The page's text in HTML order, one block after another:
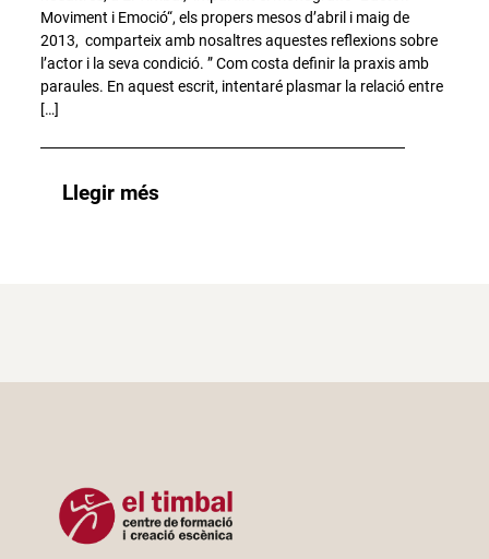
Moviment i Emoció“, els propers mesos d’abril i maig de
2013, comparteix amb nosaltres aquestes reflexions sobre
l’actor i la seva condició. ” Com costa definir la praxis amb
paraules. En aquest escrit, intentaré plasmar la relació entre
[…]
Llegir més